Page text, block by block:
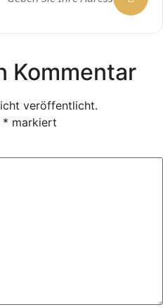
Kommentar
veröffentlicht.
* markiert